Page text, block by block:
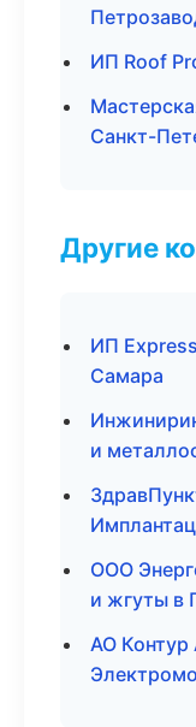
ИП Roof
Санкт-
Другие
ИП
Самара
и
ООО
и жгуты в
АО Контур